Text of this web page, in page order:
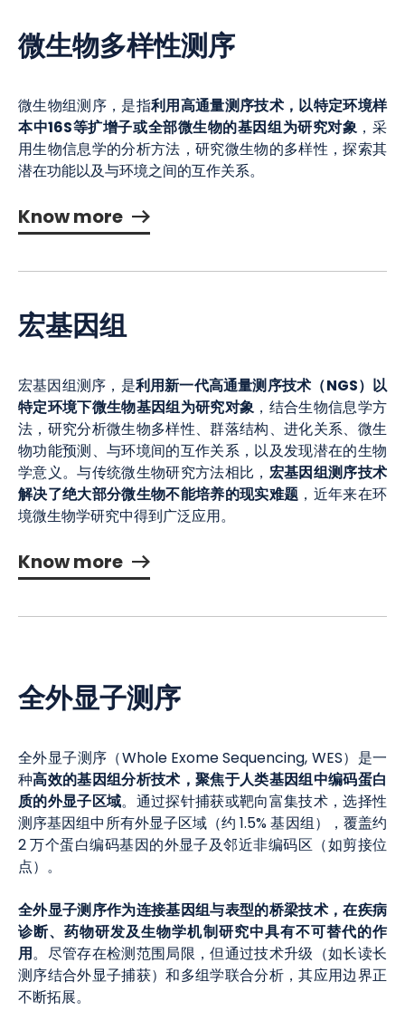
微生物多样性测序
微生物组测序，是指利用高通量测序技术，以特定环境样
本中16S等扩增子或全部微生物的基因组为研究对象 ，采
用生物信息学的分析方法，研究微生物的多样性，探索其
潜在功能以及与环境之间的互作关系。
Know more
宏基因组
宏基因组测序，是利用新一代高通量测序技术（NGS）以
特定环境下微生物基因组为研究对象 ，结合生物信息学方
法，研究分析微生物多样性、群落结构、进化关系、微生
物功能预测、与环境间的互作关系，以及发现潜在的生物
学意义。与传统微生物研究方法相比， 宏基因组测序技术
解决了绝大部分微生物不能培养的现实难题 ，近年来在环
境微生物学研究中得到广泛应用。
Know more
全外显子测序
全外显子测序（Whole Exome Sequencing, WES）是一
种高效的基因组分析技术，聚焦于人类基因组中编码蛋白
质的外显子区域。通过探针捕获或靶向富集技术，选择性
测序基因组中所有外显子区域（约 1.5% 基因组），覆盖约
2 万个蛋白编码基因的外显子及邻近非编码区（如剪接位
点）。
全外显子测序作为连接基因组与表型的桥梁技术，在疾病
诊断、药物研发及生物学机制研究中具有不可替代的作
用。尽管存在检测范围局限，但通过技术升级（如长读长
测序结合外显子捕获）和多组学联合分析，其应用边界正
不断拓展。